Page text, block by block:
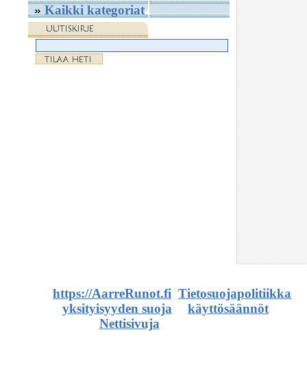
Kaikki kategoriat
https://AarreRunot.fi Tietosuojapolitiikka
yksityisyyden suoja
käyttösäännöt
Nettisivuja